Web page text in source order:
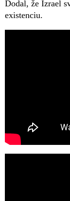
Dodal, že Izrael
existenciu.